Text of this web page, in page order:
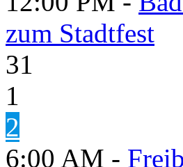
zum Stadtfest
31
1
2
6:00 AM -